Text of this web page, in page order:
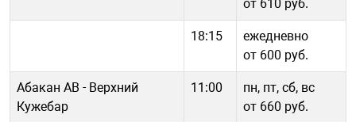
от 610 руб.
18:15
ежедневно
от 600 руб.
Абакан АВ - Верхний
Кужебар
11:00
пн, пт, сб, вс
от 660 руб.